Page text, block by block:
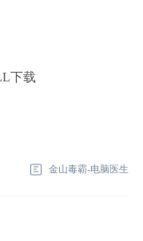
下载
,vocon3200_pron.dll修
金山毒霸-电脑医生